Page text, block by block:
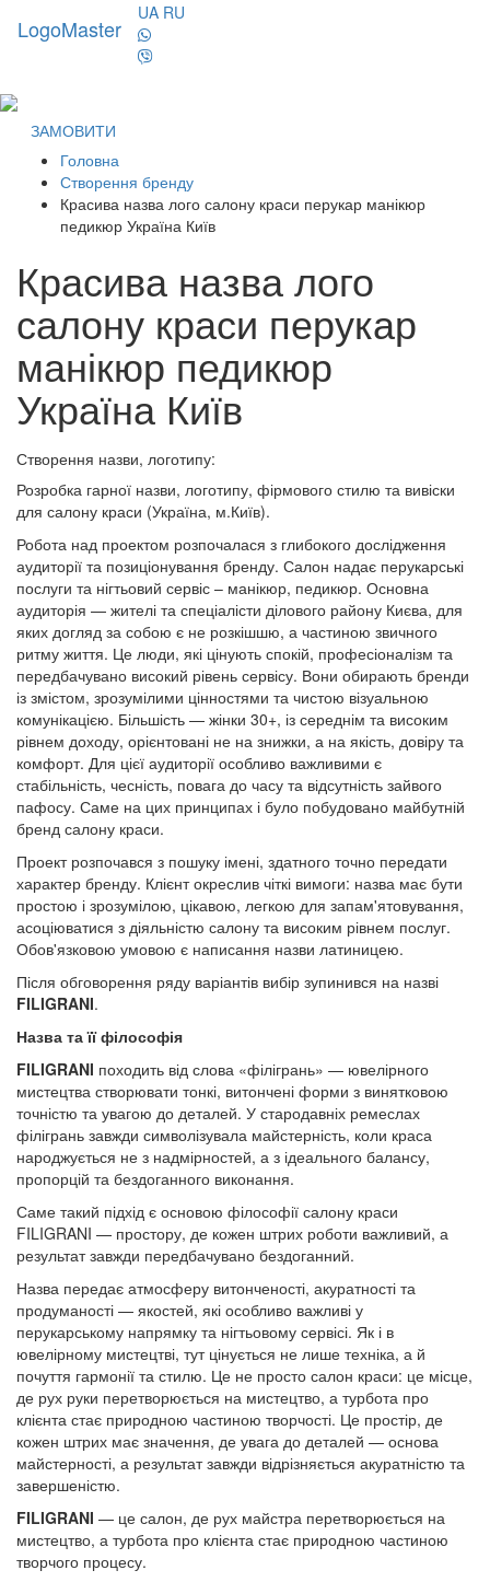
LogoMaster
UA RU
ЗАМОВИТИ
Головна
Створення бренду
Красива назва лого салону краси перукар манікюр
педикюр Україна Київ
Красива назва лого
салону краси перукар
манікюр педикюр
Україна Київ
Створення назви, логотипу:
Розробка гарної назви, логотипу, фірмового стилю та вивіски
для салону краси (Україна, м.Київ).
Робота над проектом розпочалася з глибокого дослідження
аудиторії та позиціонування бренду. Салон надає перукарські
послуги та нігтьовий сервіс – манікюр, педикюр. Основна
аудиторія — жителі та спеціалісти ділового району Києва, для
яких догляд за собою є не розкішшю, а частиною звичного
ритму життя. Це люди, які цінують спокій, професіоналізм та
передбачувано високий рівень сервісу. Вони обирають бренди
із змістом, зрозумілими цінностями та чистою візуальною
комунікацією. Більшість — жінки 30+, із середнім та високим
рівнем доходу, орієнтовані не на знижки, а на якість, довіру та
комфорт. Для цієї аудиторії особливо важливими є
стабільність, чесність, повага до часу та відсутність зайвого
пафосу. Саме на цих принципах і було побудовано майбутній
бренд салону краси.
Проект розпочався з пошуку імені, здатного точно передати
характер бренду. Клієнт окреслив чіткі вимоги: назва має бути
простою і зрозумілою, цікавою, легкою для запам'ятовування,
асоціюватися з діяльністю салону та високим рівнем послуг.
Обов'язковою умовою є написання назви латиницею.
Після обговорення ряду варіантів вибір зупинився на назві
FILIGRANI.
Назва та її філософія
FILIGRANI походить від слова «філігрань» — ювелірного
мистецтва створювати тонкі, витончені форми з винятковою
точністю та увагою до деталей. У стародавніх ремеслах
філігрань завжди символізувала майстерність, коли краса
народжується не з надмірностей, а з ідеального балансу,
пропорцій та бездоганного виконання.
Саме такий підхід є основою філософії салону краси
FILIGRANI — простору, де кожен штрих роботи важливий, а
результат завжди передбачувано бездоганний.
Назва передає атмосферу витонченості, акуратності та
продуманості — якостей, які особливо важливі у
перукарському напрямку та нігтьовому сервісі. Як і в
ювелірному мистецтві, тут цінується не лише техніка, а й
почуття гармонії та стилю. Це не просто салон краси: це місце,
де рух руки перетворюється на мистецтво, а турбота про
клієнта стає природною частиною творчості. Це простір, де
кожен штрих має значення, де увага до деталей — основа
майстерності, а результат завжди відрізняється акуратністю та
завершеністю.
FILIGRANI — це салон, де рух майстра перетворюється на
мистецтво, а турбота про клієнта стає природною частиною
творчого процесу.